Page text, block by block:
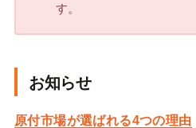
す。
お知らせ
原付市場が選ばれる4つの理由